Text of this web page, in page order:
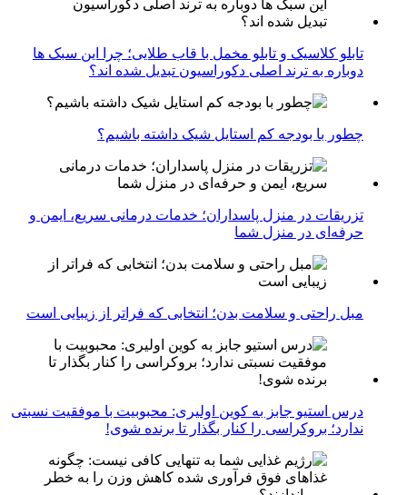
تابلو کلاسیک و تابلو مخمل با قاب طلایی؛ چرا این سبک ها
دوباره به ترند اصلی دکوراسیون تبدیل شده اند؟
چطور با بودجه کم استایل شیک داشته باشیم؟
تزریقات در منزل پاسداران؛ خدمات درمانی سریع، ایمن و
حرفه‌ای در منزل شما
مبل راحتی و سلامت بدن؛ انتخابی که فراتر از زیبایی است
درس استیو جابز به کوین اولیری: محبوبیت با موفقیت نسبتی
ندارد؛ بروکراسی را کنار بگذار تا برنده شوی!